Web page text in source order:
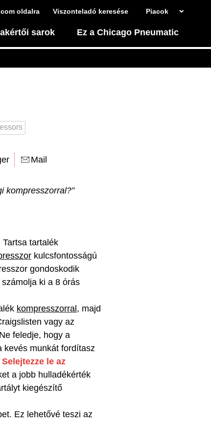
Piacok
oldalra Viszonteladó keresése
sarok Ez a Chicago Pneumatic
Mail
kompresszorral?”
Tartsa tartalék
kulcsfontosságú
gondoskodik
ki a 8 órás
kompresszorral, majd
vagy az
feledje, hogy a
kevés munkát fordítasz
Selejtezze le az
a jobb hulladékérték
kiegészítő
Ez lehetővé teszi az